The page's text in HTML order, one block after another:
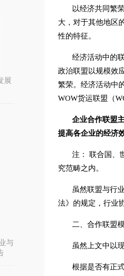
展
与
以经济共同繁
大，对于其他地区
性的特征。
经济活动中的
政治联盟以规模效
繁荣。经济活动中
WOW货运联盟（
企业合作联盟
提高各企业的经济
注： 联合国、
究范畴之内。
虽然联盟与行
法》的规定，行业
二、合作联盟
虽然上文中以
根据是否有正